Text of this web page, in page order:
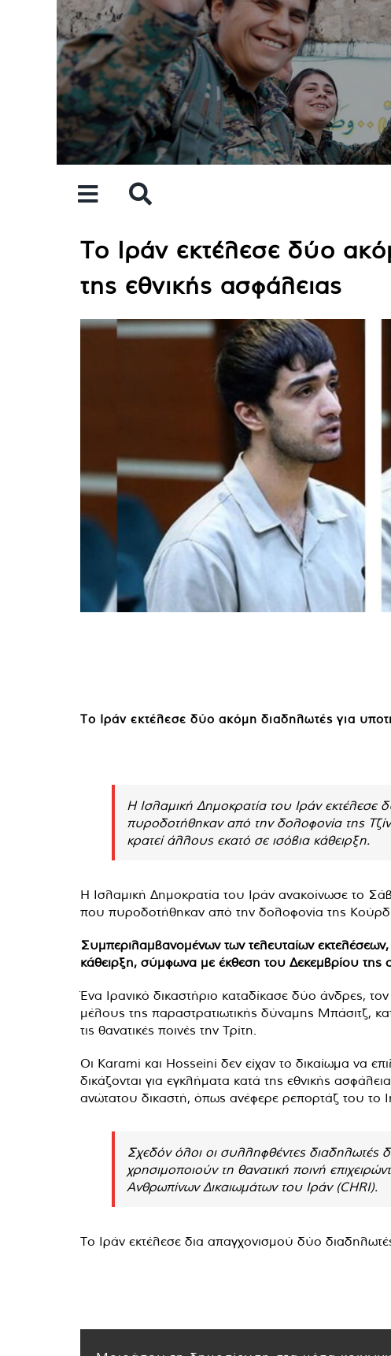
Το Ιράν εκτέλεσε δύο
της εθνικής ασφάλειας
Το Ιράν εκτέλεσε δύο ακόμη διαδηλωτές για
Η Ισλαμική Δημοκρατία του Ιράν εκτέλεσε
πυροδοτήθηκαν από την δολοφονία της
κρατεί άλλους εκατό σε ισόβια κάθειρξη.
Η Ισλαμική Δημοκρατία του Ιράν ανακοίνωσε το
που πυροδοτήθηκαν από την δολοφονία της
Συμπεριλαμβανομένων των τελευταίων εκτελέσεων,
κάθειρξη, σύμφωνα με έκθεση του Δεκεμβρίου
Ένα Ιρανικό δικαστήριο καταδίκασε δύο άνδρες,
μέλους της παραστρατιωτικής δύναμης Μπάσιτζ,
τις θανατικές ποινές την Τρίτη.
Οι Karami και Hosseini δεν είχαν το δικαίωμα να
δικάζονται για εγκλήματα κατά της εθνικής
ανώτατου δικαστή, όπως ανέφερε ρεπορτάζ του
Σχεδόν όλοι οι συλληφθέντες διαδηλωτές
χρησιμοποιούν τη θανατική ποινή
Ανθρωπίνων Δικαιωμάτων του Ιράν (CHRI).
Το Ιράν εκτέλεσε δια απαγχονισμού δύο